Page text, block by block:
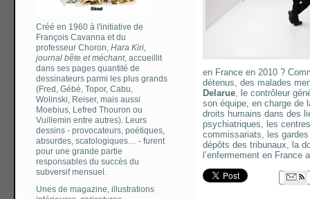
Créé en 1960 à l'initiative de
François Cavanna et du
professeur Choron, Hara Kiri,
journal bête et méchant, accueillit
dans ses pages quantité de
dessinateurs parmi les plus grands
(Fred, Gébé, Topor, Cabu,
Wolinski, Reiser, mais aussi
Moebius, Lefred Thouron ou
Vuillemin entre autres). Leurs
dessins - provocateurs, poétiques,
absurdes, scatologiques… - furent
pour une grande partie
responsables du succès du
subversif mensuel.
Unes de magazine, illustrations
en France en 2010 ?
détenus, des malades
Delarue, le contrôleur
son équipe, en charge de
droits humains dans des
psychiatriques, les
commissariats, les
dépôts des tribunaux, la
l’enfermement en France